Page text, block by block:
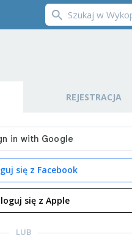
REJESTRACJA
się z Facebook
się z Apple
LUB